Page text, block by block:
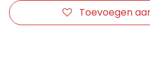
Toevoegen